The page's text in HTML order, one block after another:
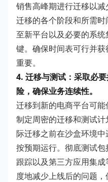
销售高峰期进行迁移以
迁移的各个阶段和所需
至新平台以及必要的系
键。确保时间表可行并
重要。
4. 迁移与测试：采取必
险，确保业务连续性。
迁移到新的电商平台可
制定周密的迁移和测试
际迁移之前在沙盒环境
按预期运行。彻底测试
跟踪以及第三方应用集
度地减少上线后的问题